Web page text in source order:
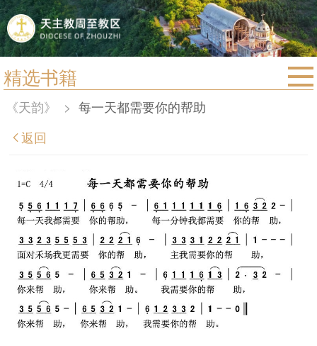
精选书籍
首页
宗教法规
教区简介
信仰文萃
教会圣月
《天韵》 > 每一天都需要你的帮助
返回